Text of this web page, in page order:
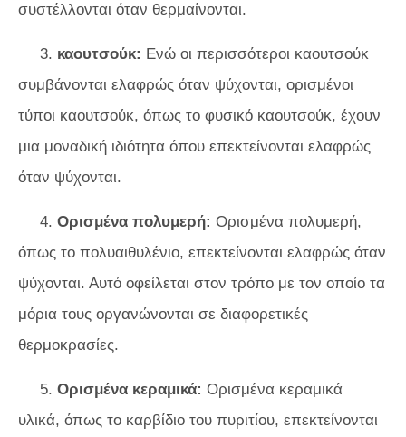
συστέλλονται όταν θερμαίνονται.
3. καουτσούκ: Ενώ οι περισσότεροι καουτσούκ
συμβάνονται ελαφρώς όταν ψύχονται, ορισμένοι
τύποι καουτσούκ, όπως το φυσικό καουτσούκ, έχουν
μια μοναδική ιδιότητα όπου επεκτείνονται ελαφρώς
όταν ψύχονται.
4. Ορισμένα πολυμερή: Ορισμένα πολυμερή,
όπως το πολυαιθυλένιο, επεκτείνονται ελαφρώς όταν
ψύχονται. Αυτό οφείλεται στον τρόπο με τον οποίο τα
μόρια τους οργανώνονται σε διαφορετικές
θερμοκρασίες.
5. Ορισμένα κεραμικά: Ορισμένα κεραμικά
υλικά, όπως το καρβίδιο του πυριτίου, επεκτείνονται